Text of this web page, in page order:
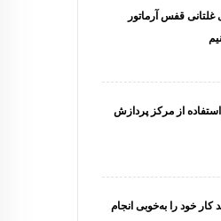
قفس آرماتور
از مرکز پردازش
خود را به‌خوبی انجام